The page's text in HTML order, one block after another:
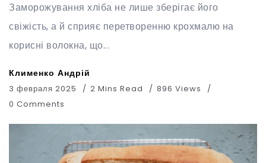
Заморожування хліба не лише зберігає його
свіжість, а й сприяє перетворенню крохмалю на
корисні волокна, що...
Клименко Андрій
3 февраля 2025 2 Mins Read
896 Views
0 Comments